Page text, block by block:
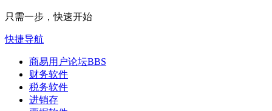
只需一步，快速开始
快捷导航
商易用户论坛BBS
财务软件
税务软件
进销存